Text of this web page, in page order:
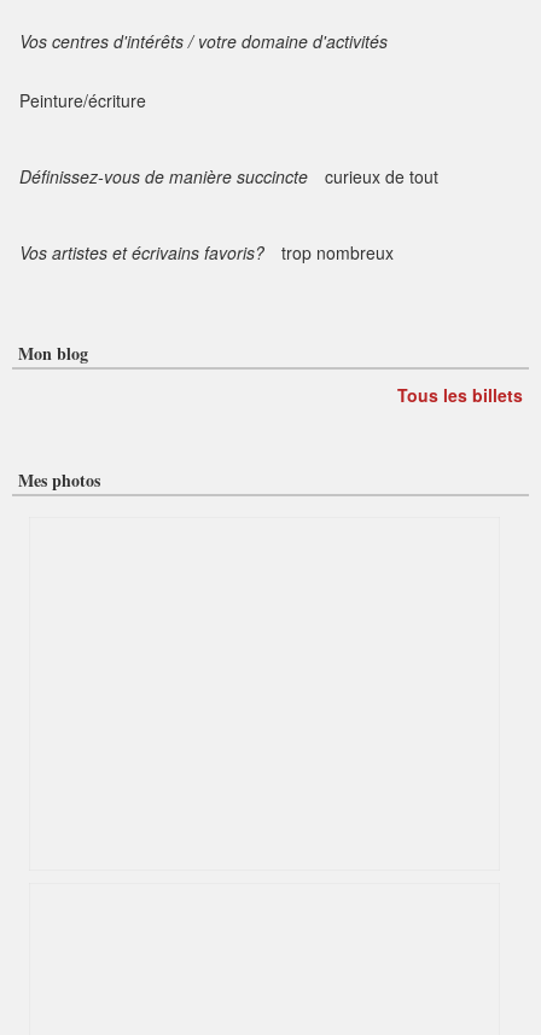
Vos centres d'intérêts / votre domaine d'activités
Peinture/écriture
Définissez-vous de manière succincte curieux de tout
Vos artistes et écrivains favoris? trop nombreux
Mon blog
Tous les billets
Mes photos